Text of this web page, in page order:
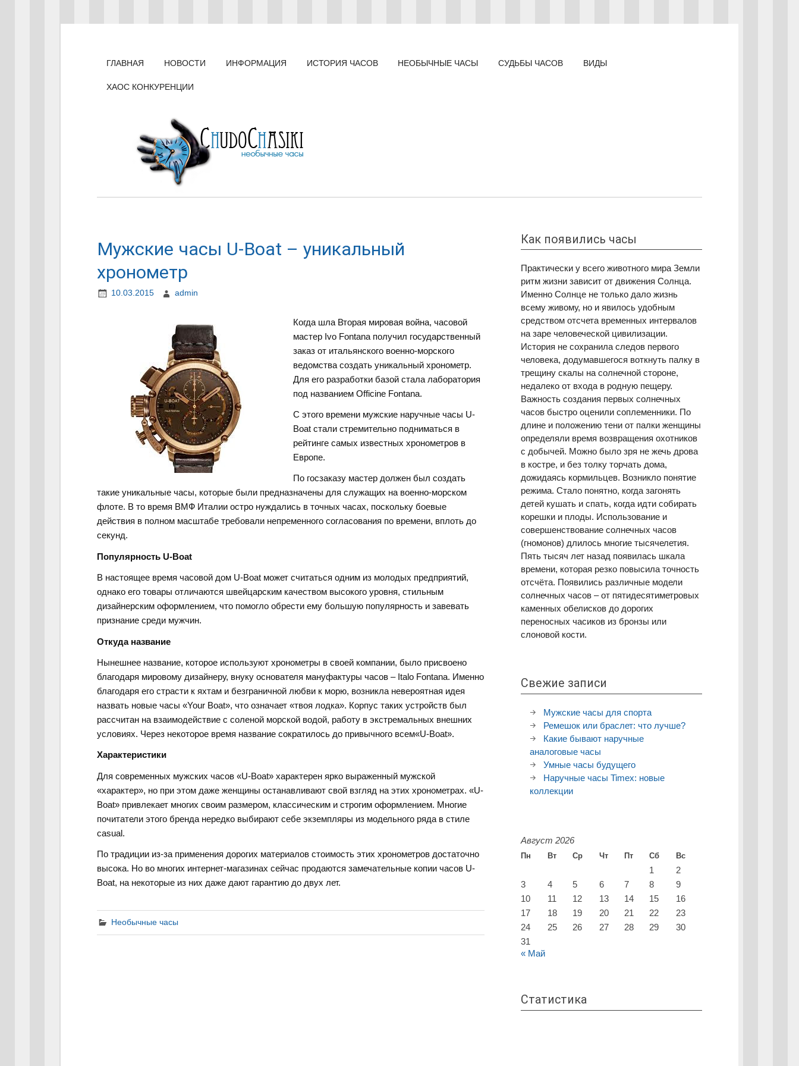
ГЛАВНАЯ НОВОСТИ ИНФОРМАЦИЯ ИСТОРИЯ ЧАСОВ НЕОБЫЧНЫЕ ЧАСЫ СУДЬБЫ ЧАСОВ ВИДЫ
ХАОС КОНКУРЕНЦИИ
Мужские часы U-Boat – уникальный
хронометр
10.03.2015 admin
Когда шла Вторая мировая война, часовой
мастер Ivo Fontana получил государственный
заказ от итальянского военно-морского
ведомства создать уникальный хронометр.
Для его разработки базой стала лаборатория
под названием Officine Fontana.
С этого времени мужские наручные часы U-
Boat стали стремительно подниматься в
рейтинге самых известных хронометров в
Европе.
По госзаказу мастер должен был создать
такие уникальные часы, которые были предназначены для служащих на военно-морском
флоте. В то время ВМФ Италии остро нуждались в точных часах, поскольку боевые
действия в полном масштабе требовали непременного согласования по времени, вплоть до
секунд.
Популярность U-Boat
В настоящее время часовой дом U-Boat может считаться одним из молодых предприятий,
однако его товары отличаются швейцарским качеством высокого уровня, стильным
дизайнерским оформлением, что помогло обрести ему большую популярность и завевать
признание среди мужчин.
Откуда название
Нынешнее название, которое используют хронометры в своей компании, было присвоено
благодаря мировому дизайнеру, внуку основателя мануфактуры часов – Italo Fontana. Именно
благодаря его страсти к яхтам и безграничной любви к морю, возникла невероятная идея
назвать новые часы «Your Boat», что означает «твоя лодка». Корпус таких устройств был
рассчитан на взаимодействие с соленой морской водой, работу в экстремальных внешних
условиях. Через некоторое время название сократилось до привычного всем«U-Boat».
Характеристики
Для современных мужских часов «U-Boat» характерен ярко выраженный мужской
«характер», но при этом даже женщины останавливают свой взгляд на этих хронометрах. «U-
Boat» привлекает многих своим размером, классическим и строгим оформлением. Многие
почитатели этого бренда нередко выбирают себе экземпляры из модельного ряда в стиле
casual.
По традиции из-за применения дорогих материалов стоимость этих хронометров достаточно
высока. Но во многих интернет-магазинах сейчас продаются замечательные копии часов U-
Boat, на некоторые из них даже дают гарантию до двух лет.
Необычные часы
Как появились часы
Практически у всего животного мира Земли
ритм жизни зависит от движения Солнца.
Именно Солнце не только дало жизнь
всему живому, но и явилось удобным
средством отсчета временных интервалов
на заре человеческой цивилизации.
История не сохранила следов первого
человека, додумавшегося воткнуть палку в
трещину скалы на солнечной стороне,
недалеко от входа в родную пещеру.
Важность создания первых солнечных
часов быстро оценили соплеменники. По
длине и положению тени от палки женщины
определяли время возвращения охотников
с добычей. Можно было зря не жечь дрова
в костре, и без толку торчать дома,
дожидаясь кормильцев. Возникло понятие
режима. Стало понятно, когда загонять
детей кушать и спать, когда идти собирать
корешки и плоды. Использование и
совершенствование солнечных часов
(гномонов) длилось многие тысячелетия.
Пять тысяч лет назад появилась шкала
времени, которая резко повысила точность
отсчёта. Появились различные модели
солнечных часов – от пятидесятиметровых
каменных обелисков до дорогих
переносных часиков из бронзы или
слоновой кости.
Свежие записи
Мужские часы для спорта
Ремешок или браслет: что лучше?
Какие бывают наручные
аналоговые часы
Умные часы будущего
Наручные часы Timex: новые
коллекции
Август 2026
Пн Вт Ср Чт Пт Сб Вс
1
2
3
4 5 6 7 8
9
10
11 12 13 14 15
16
17
18 19 20 21 22
23
24
25 26 27 28 29
30
31
« Май
Статистика